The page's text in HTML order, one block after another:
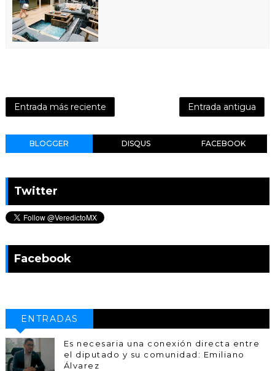
Entrada más reciente Entrada antigua
BLOGGER DISQUS FACEBOOK
Twitter
Facebook
ENTRADAS
POPULARESEs necesaria una conexión directa entre
el diputado y su comunidad: Emiliano
Álvarez